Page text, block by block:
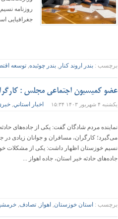
روزنامه
جغرافیایی
برچسب : بندر اروند کنار , بندر چوئبده, توسعه
عضو کمیسیون اجتماعی مجلس :
یکشنبه ۴ شهریور ۱۴۰۳ ۱۵:۳۴ اخبار استاني
نماینده مردم شادگان گفت: یکی از جاده‌های
می‌گیرد؛ کارگران، مسافران و جوانان زیادی در
نسیم خوزستان اظهار داشت: یکی از مشکلات
جاده‌های حادثه خیر استان، جاده اهواز ...
برچسب : استان خوزستان, اهواز , تصادف,